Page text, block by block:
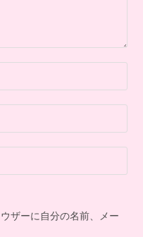
ザーに自分の名前、メー